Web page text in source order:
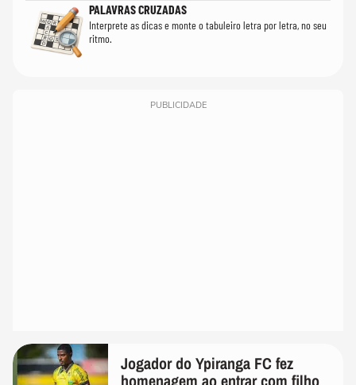
PALAVRAS CRUZADAS
Interprete as dicas e monte o tabuleiro letra por letra, no seu
ritmo.
PUBLICIDADE
Jogador do Ypiranga FC fez
homenagem ao entrar com filho